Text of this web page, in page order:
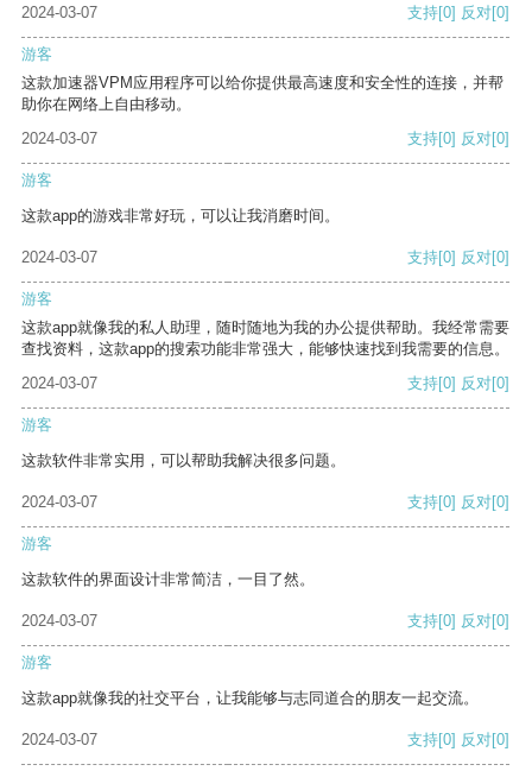
2024-03-07 支持[0] 反对[0]
游客
这款加速器VPM应用程序可以给你提供最高速度和安全性的连接，并帮
助你在网络上自由移动。
2024-03-07
支持[0] 反对[0]
游客
这款app的游戏非常好玩，可以让我消磨时间。
2024-03-07 支持[0] 反对[0]
游客
这款app就像我的私人助理，随时随地为我的办公提供帮助。我经常需要
查找资料，这款app的搜索功能非常强大，能够快速找到我需要的信息。
2024-03-07
支持[0] 反对[0]
游客
这款软件非常实用，可以帮助我解决很多问题。
2024-03-07 支持[0] 反对[0]
游客
这款软件的界面设计非常简洁，一目了然。
2024-03-07 支持[0] 反对[0]
游客
这款app就像我的社交平台，让我能够与志同道合的朋友一起交流。
2024-03-07 支持[0] 反对[0]